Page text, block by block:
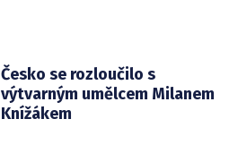
Česko se rozloučilo s
výtvarným umělcem Milanem
Knížákem